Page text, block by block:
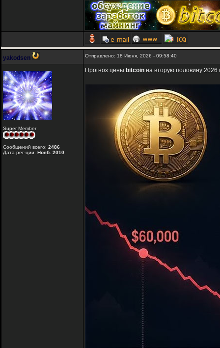
yakodsen Отправлено: 18 Июня, 2026 - 09:58:40
Super Member
Сообщений всего: 2486
Дата рег-ции: Нояб. 2010
Прогноз цены bitcoin на вторую половину 2026